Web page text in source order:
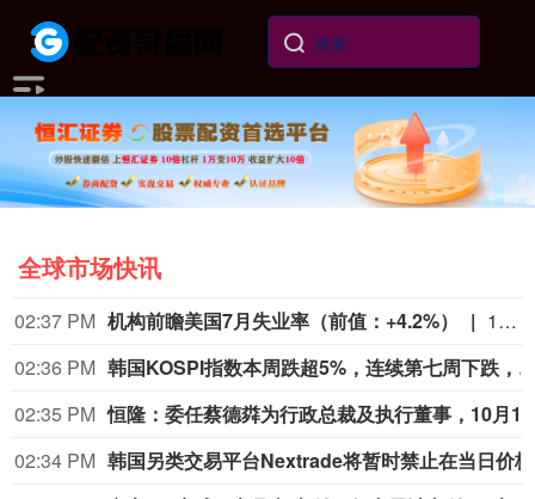
全球市场快讯
02:37 PM 机构前瞻美国7月失业率（前值：+4.2%）
1. 加拿大国民银行：+4.1%；德意志银行：+4.2%；瑞穗证券：+4.2%；汇丰控股：+4.2%； 2. 加拿大皇家银行：+4.2%；丹斯克银行：+4.2%；法巴银行：+4.2%；富国银行：+4.2%； 3. 贝伦贝格银行：+4.2%；澳洲联邦银行：+4.2%；牛津经济：+4.2%；潘森宏观：+4.2%； 4. 北欧斯安银行：+4.2%；法国兴业银行：+4.2%；穆迪分析：+4.2%；野村证券：+4.2%； 5. 蒙特利尔银行：+4.2%；巴克莱银行：+4.2%；道明证券：+4.2%；高频经济：+4.2%； 6. 三井住友银行：+4.3%；摩根士丹利：+4.3%；摩根大通：+4.3%；先锋领航：+4.3%； 7. 大和资本市场：+4.3%；劳埃德银行：+4.3%；丰业银行：+4.3%；渣打银行：+4.3%； 8. 西太平洋银行：+4.3%；荷兰国际：+4.3%；凯投宏观：+4.3%；花旗集团：+4.3%； 9. 国民西敏寺银行：+4.3%；德商银行：+4.3%；高盛集团：+4.3%；瑞银集团：+4.3%； 10. 加拿大帝商银行：+4.3%；美银美林：+4.3%；合众银行：+4.3%；[路透预期：4.2%]
02:36 PM
韩国KOSPI指数本周跌超5%，连续第七周下跌，为
02:35 PM
02:34 PM